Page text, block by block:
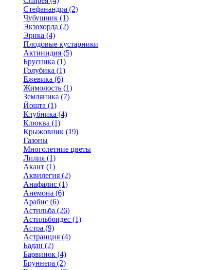
Стефанандра (2)
Чубушник (1)
Экзохорда (2)
Эрика (4)
Плодовые кустарники
Актинидия (5)
Брусника (1)
Голубика (1)
Ежевика (6)
Жимолость (1)
Земляника (7)
Йошта (1)
Клубника (4)
Клюква (1)
Крыжовник (19)
Газоны
Многолетние цветы
Лилия (1)
Акант (1)
Аквилегия (2)
Анафалис (1)
Анемона (6)
Арабис (6)
Астильба (26)
Астильбоидес (1)
Астра (9)
Астранция (4)
Бадан (2)
Барвинок (4)
Бруннера (2)